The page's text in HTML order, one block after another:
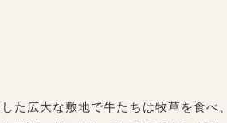
た広大な敷地で牛たちは牧草を食べ